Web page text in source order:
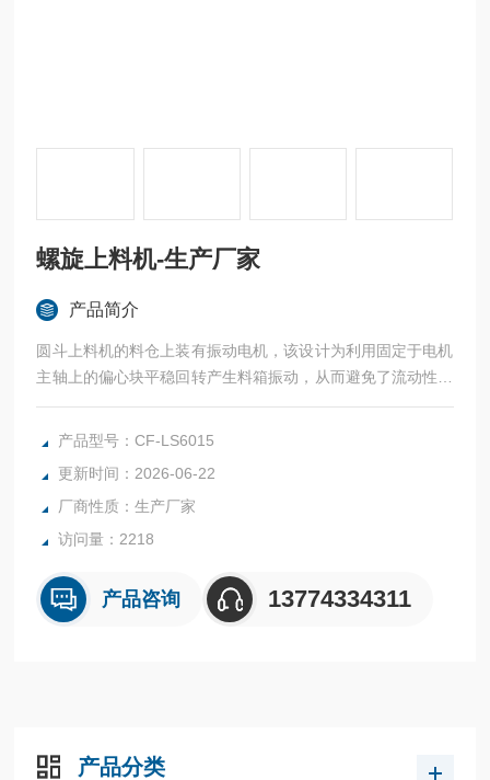
螺旋上料机-生产厂家
产品简介
圆斗上料机的料仓上装有振动电机，该设计为利用固定于电机
主轴上的偏心块平稳回转产生料箱振动，从而避免了流动性不
好物料的架桥。振幅可调，激振效率高，螺旋上料机-生产厂
产品型号：CF-LS6015
更新时间：2026-06-22
厂商性质：生产厂家
访问量：2218
产品咨询 13774334311
产品分类